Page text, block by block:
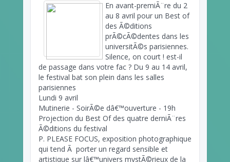
En avant-premiÃ¨re du 2
au 8 avril pour un Best of
des Ã©ditions
prÃ©cÃ©dentes dans les
universitÃ©s parisiennes.
Silence, on court ! est-il
de passage dans votre fac ? Du 9 au 14 avril,
le festival bat son plein dans les salles
parisiennes
Lundi 9 avril
Mutinerie - SoirÃ©e dâ€™ouverture - 19h
Projection du Best Of des quatre derniÃ¨res
Ã©ditions du festival
P. PLEASE FOCUS, exposition photographique
qui tend Ã porter un regard sensible et
artistique sur lâ€™univers mystÃ©rieux de la